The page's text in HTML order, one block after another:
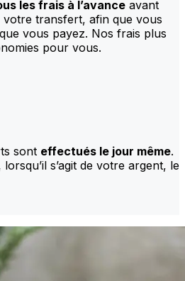
les frais à l’avance avant
transfert, afin que vous
vous payez. Nos frais plus
pour vous.
sont effectués le jour même.
s’agit de votre argent, le